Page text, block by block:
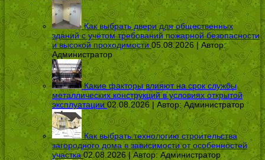
Как выбрать двери для общественных
зданий с учётом требований пожарной безопасности
и высокой проходимости 05.08.2026 | Автор:
Администратор
Какие факторы влияют на срок службы
металлических конструкций в условиях открытой
эксплуатации 02.08.2026 | Автор:Администратор
Как выбрать технологию строительства
загородного дома в зависимости от особенностей
участка 02.08.2026 | Автор: Администратор